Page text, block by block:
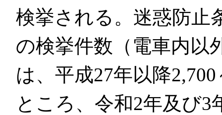
検挙される。迷惑防止
の検挙件数（電車内以
は、平成27年以降
ところ、令和2年及び3